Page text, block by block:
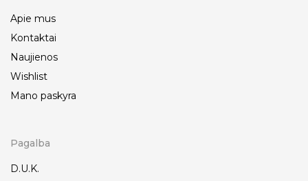
Apie mus
Kontaktai
Naujienos
Wishlist
Mano paskyra
Pagalba
D.U.K.